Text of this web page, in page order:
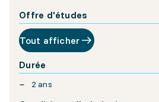
Offre d'études
Tout afficher
Durée
2 ans